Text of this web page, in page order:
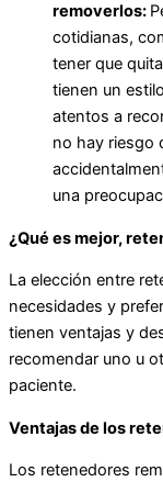
removerlos:
cotidianas,
tener que
tienen un
atentos a
no hay riesgo
una
¿Qué es mejor,
La elección entre
necesidades y
tienen ventajas y
recomendar uno u
paciente.
Ventajas de los
Los retenedores